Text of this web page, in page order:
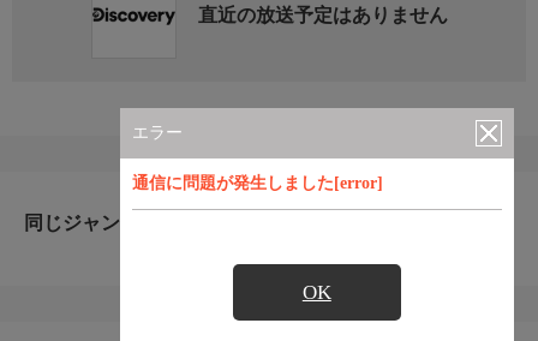
エラー
通信に問題が発生しました[error]
OK
直近の放送予定はありません
同じジャンルのおすすめ番組